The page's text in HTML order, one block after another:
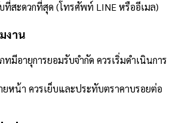
ที่สะดวกที่สุด (โทรศัพท์ LINE หรืออีเมล)
งาน
ทมีอายุการยอมรับจำกัด ควรเริ่มดำเนินการ
ยหน้า ควรเย็บและประทับตราคาบรอยต่อ